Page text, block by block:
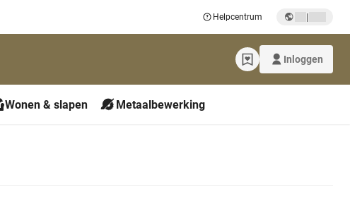
Helpcentrum |
Inloggen
Wonen & slapen Metaalbewerking